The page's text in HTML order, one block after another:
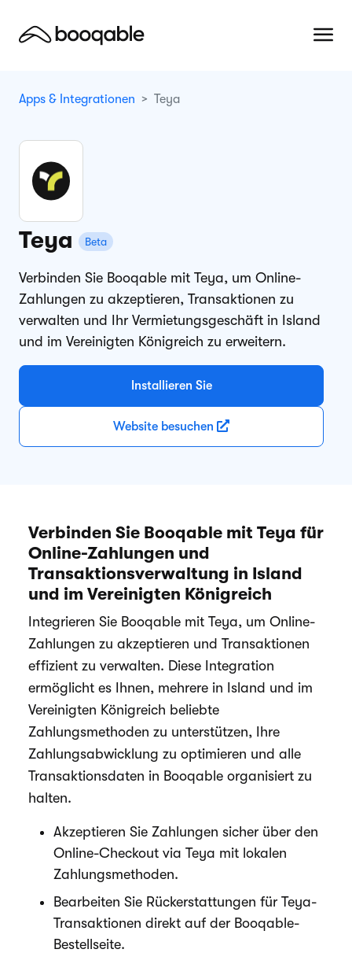
Apps & Integrationen Teya
Teya Beta
Verbinden Sie Booqable mit Teya, um Online-
Zahlungen zu akzeptieren, Transaktionen zu
verwalten und Ihr Vermietungsgeschäft in Island
und im Vereinigten Königreich zu erweitern.
Installieren Sie
Website besuchen
Verbinden Sie Booqable mit Teya für
Online-Zahlungen und
Transaktionsverwaltung in Island
und im Vereinigten Königreich
Integrieren Sie Booqable mit Teya, um Online-
Zahlungen zu akzeptieren und Transaktionen
effizient zu verwalten. Diese Integration
ermöglicht es Ihnen, mehrere in Island und im
Vereinigten Königreich beliebte
Zahlungsmethoden zu unterstützen, Ihre
Zahlungsabwicklung zu optimieren und alle
Transaktionsdaten in Booqable organisiert zu
halten.
Akzeptieren Sie Zahlungen sicher über den
Online-Checkout via Teya mit lokalen
Zahlungsmethoden.
Bearbeiten Sie Rückerstattungen für Teya-
Transaktionen direkt auf der Booqable-
Bestellseite.